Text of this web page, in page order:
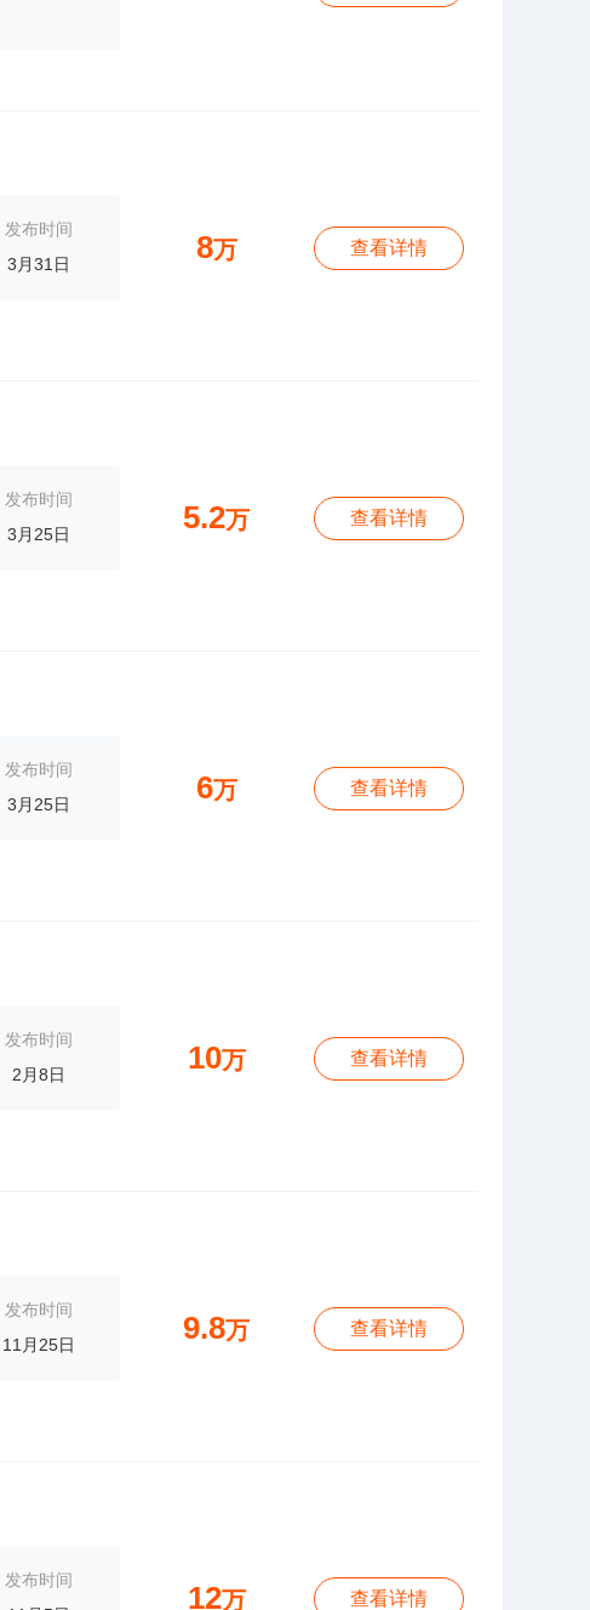
发布时间
3月31日
8万 查看详情
发布时间
3月25日
5.2万 查看详情
发布时间
3月25日
6万 查看详情
发布时间
2月8日
10万 查看详情
发布时间
11月25日
9.8万 查看详情
发布时间
12万 查看详情